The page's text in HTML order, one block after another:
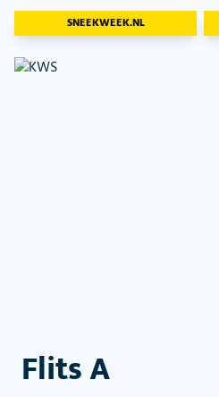
SNEEKWEEK.NL
Flits A